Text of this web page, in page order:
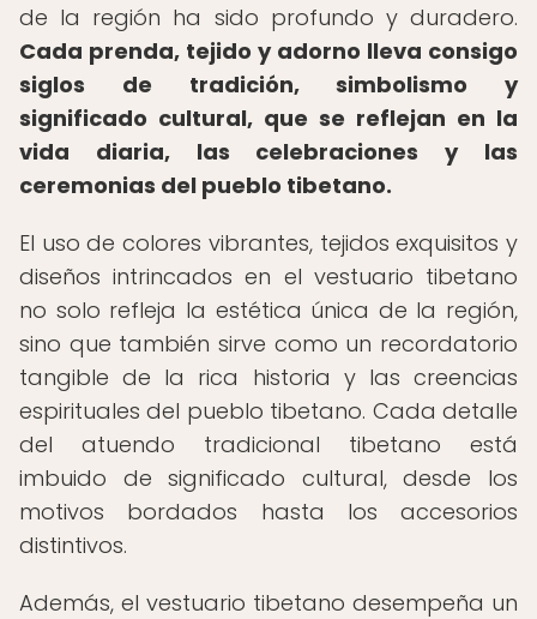
de la región ha sido profundo y duradero.
Cada prenda, tejido y adorno lleva consigo
siglos de tradición, simbolismo y
significado cultural, que se reflejan en la
vida diaria, las celebraciones y las
ceremonias del pueblo tibetano.
El uso de colores vibrantes, tejidos exquisitos y
diseños intrincados en el vestuario tibetano
no solo refleja la estética única de la región,
sino que también sirve como un recordatorio
tangible de la rica historia y las creencias
espirituales del pueblo tibetano. Cada detalle
del atuendo tradicional tibetano está
imbuido de significado cultural, desde los
motivos bordados hasta los accesorios
distintivos.
Además, el vestuario tibetano desempeña un